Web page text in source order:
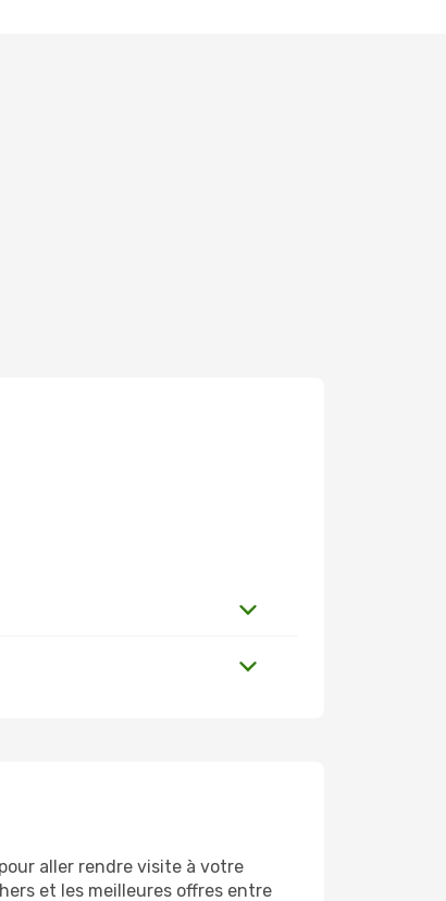
aller rendre visite à votre
et les meilleures offres entre